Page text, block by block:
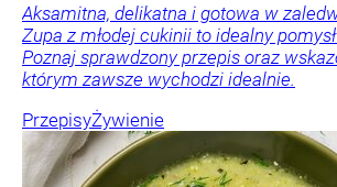
Aksamitna, delikatna i gotowa w
Zupa z młodej cukinii to idealny
Poznaj sprawdzony przepis oraz
którym zawsze wychodzi idealnie.
PrzepisyŻywienie